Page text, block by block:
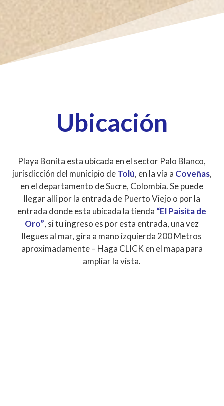
Ubicación
Playa Bonita esta ubicada en el sector Palo Blanco,
jurisdicción del municipio deTolú, en la vía a Coveñas,
en el departamento de Sucre, Colombia. Se puede
llegar allí por la entrada de Puerto Viejo o por la
entrada donde esta ubicada la tienda “El Paisita de
Oro”, si tu ingreso es por esta entrada, una vez
llegues al mar, gira a mano izquierda 200 Metros
aproximadamente – Haga CLICK en el mapa para
ampliar la vista.